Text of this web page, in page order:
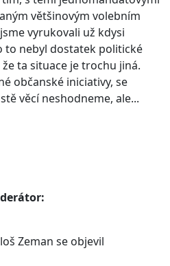
většinovým volebním
vyrukovali už kdysi
to nebyl dostatek politické
ta situace je trochu jiná.
občanské iniciativy, se
věcí neshodneme, ale...
Zeman se objevil